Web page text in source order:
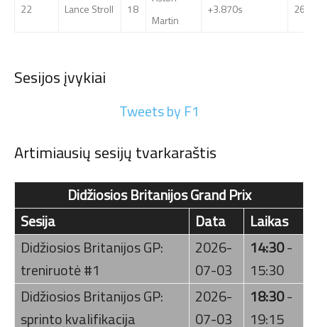
22 Lance Stroll 18
Martin
+3.870s 26
Sesijos įvykiai
Tweets by F1
Artimiausių sesijų tvarkaraštis
Didžiosios Britanijos Grand Prix
Sesija
Data
Laikas
Didžiosios Britanijos GP:
treniruotė #1
2026-
07-03
14:30-
15:30
Didžiosios Britanijos GP:
sprinto kvalifikacija
2026-
07-03
18:30-
19:15